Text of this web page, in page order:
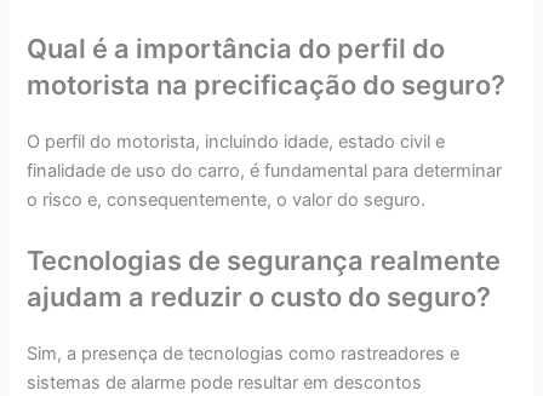
Qual é a importância do perfil do
motorista na precificação do seguro?
O perfil do motorista, incluindo idade, estado civil e
finalidade de uso do carro, é fundamental para determinar
o risco e, consequentemente, o valor do seguro.
Tecnologias de segurança realmente
ajudam a reduzir o custo do seguro?
Sim, a presença de tecnologias como rastreadores e
sistemas de alarme pode resultar em descontos